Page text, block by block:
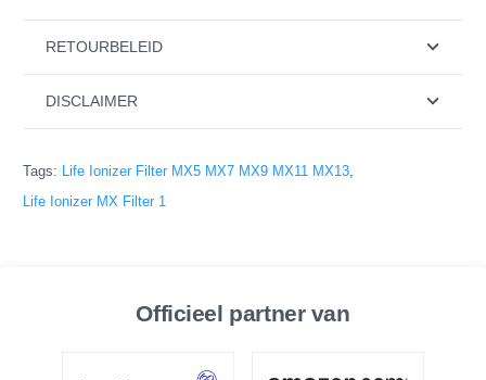
RETOURBELEID
DISCLAIMER
Tags: Life Ionizer Filter MX5 MX7 MX9 MX11 MX13,
Life Ionizer MX Filter 1
Officieel partner van